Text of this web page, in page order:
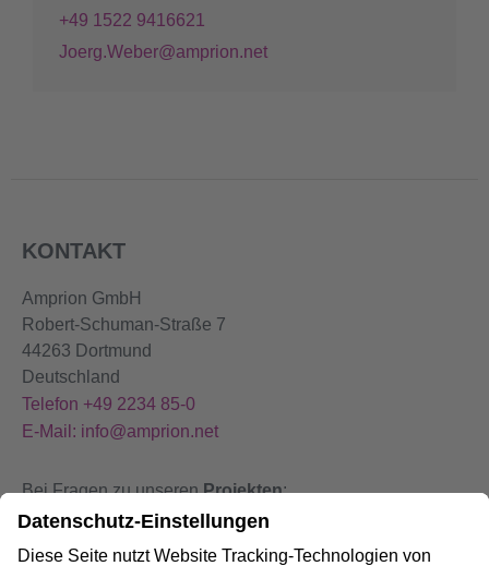
+49 1522 9416621
Joerg.Weber@amprion.net
KONTAKT
Amprion GmbH
Robert-Schuman-Straße 7
44263 Dortmund
Deutschland
Telefon +49 2234 85-0
E-Mail: info@amprion.net
Bei Fragen zu unserenProjekten:
+49 800 584 9000